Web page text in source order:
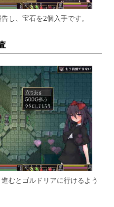
し、宝石を2個入手です。
むとゴルドリアに行けるよう